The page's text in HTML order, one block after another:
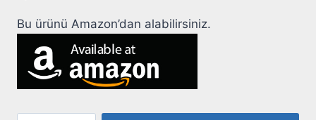
Bu ürünü Amazon’dan alabilirsiniz.